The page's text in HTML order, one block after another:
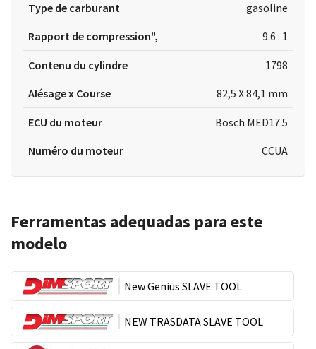
Type de carburant
gasoline
Rapport de compression",
9.6 : 1
Contenu du cylindre
1798
Alésage x Course
82,5 X 84,1 mm
ECU du moteur
Bosch MED17.5
Numéro du moteur
CCUA
Ferramentas adequadas para este
modelo
New Genius SLAVE TOOL
NEW TRASDATA SLAVE TOOL